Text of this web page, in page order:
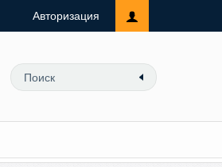
Авторизация